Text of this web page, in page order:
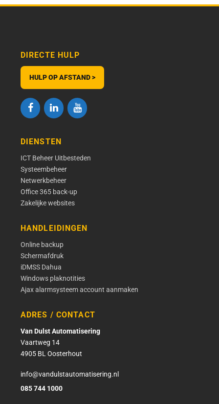
DIRECTE HULP
HULP OP AFSTAND >
DIENSTEN
ICT Beheer Uitbesteden
Systeembeheer
Netwerkbeheer
Office 365 back-up
Zakelijke websites
HANDLEIDINGEN
Online backup
Schermafdruk
iDMSS Dahua
Windows plaknotities
Ajax alarmsysteem account aanmaken
ADRES / CONTACT
Van Dulst Automatisering
Vaartweg 14
4905 BL Oosterhout
info@vandulstautomatisering.nl
085 744 1000